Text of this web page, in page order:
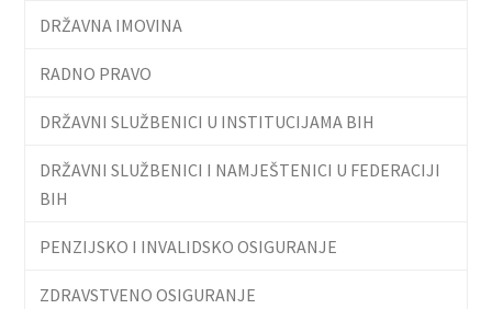
DRŽAVNA IMOVINA
RADNO PRAVO
DRŽAVNI SLUŽBENICI U INSTITUCIJAMA BIH
DRŽAVNI SLUŽBENICI I NAMJEŠTENICI U FEDERACIJI
BIH
PENZIJSKO I INVALIDSKO OSIGURANJE
ZDRAVSTVENO OSIGURANJE